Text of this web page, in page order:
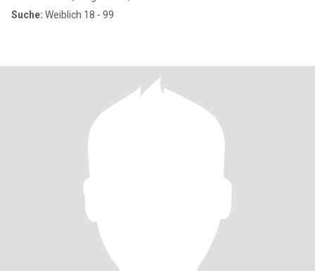
Suche: Weiblich 18 - 99